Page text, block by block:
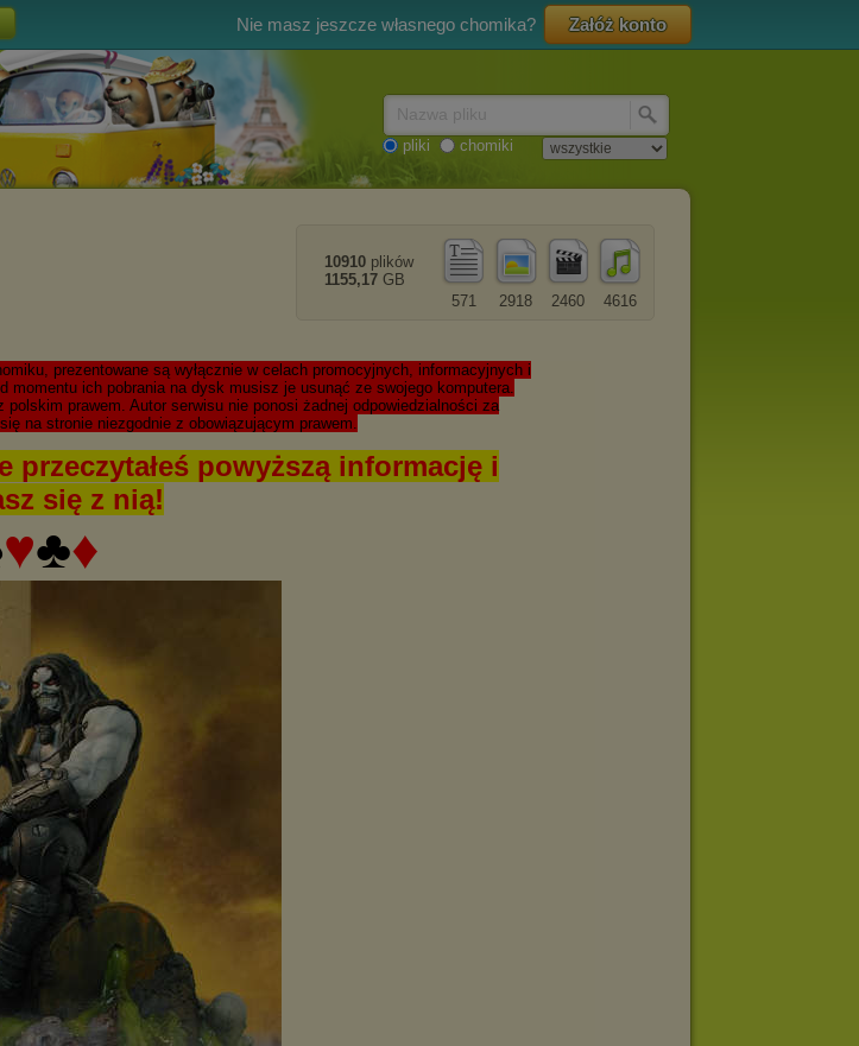
Nie masz jeszcze własnego chomika? Załóż konto
pliki chomiki
4616
2460
2918
571
10910 plików
1155,17 GB